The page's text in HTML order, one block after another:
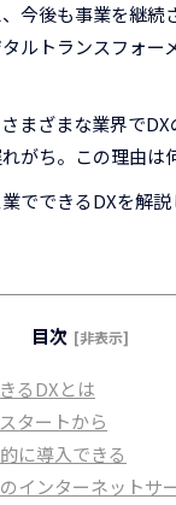
今後も事業を継続
ルトランスフォー
まざまな業界で
がち。この理由は
でできるDXを解説
目次 [非表示]
るDXとは
タートから
に導入できる
インターネットサ